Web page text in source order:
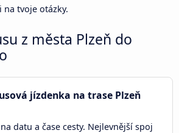
na tvoje otázky.
z města Plzeň do
jízdenka na trase Plzeň
datu a čase cesty. Nejlevnější spoj